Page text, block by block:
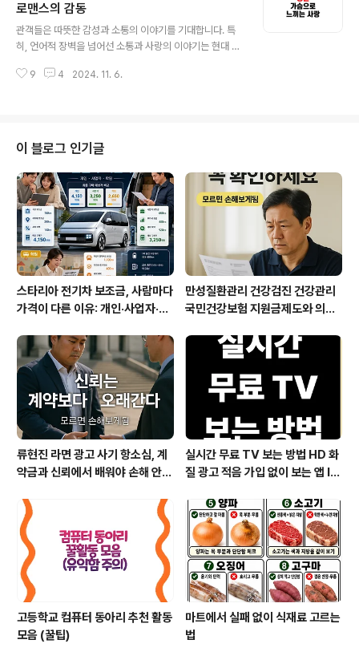
자 했습니다. 그러나 명성황후를 중심으로 한 친러 정책이
이를 방해하자, 일본은 극단적인 선택을 하게 됩니다.청일
전쟁 승리로 일본의 영향력 확대삼국간섭으로 인한 일본의
위기의식조선의 친러 정책 강화2. 을미사변의 전개 과정1
895년 10월 8일 새벽, 일본 공사 미우라 고로의 지휘 아
로맨스의 감동
관객들은 따뜻한 감성과 소통의 이야기를 기대합니다. 특
히, 언어적 장벽을 넘어선 소통과 사랑의 이야기는 현대 사
이러한 요구에 부응하며, 청각장애를 가진 인물들과 그들
을 선사할 수 있을까?" data-ke-type="html">HTML
삽입미리보기할 수 없는 소스 1. 영화 '청설'의 개요와 배경
영화 **'청설'**은 2009년 대만에서 개봉된 동명의 영화
를 한국적으로 재해석한 작품입니다. 2024년 한국 리메이
크는 원작의 핵심 메시지인 소통과 사랑을 유지하면서도,
한국적 정서에 맞..
9 4 2024. 11. 6.
이 블로그 인기글
스타리아 전기차 보조금, 사람마다
가격이 다른 이유: 개인·사업자·학
만성질환관리 건강검진 건강관리
국민건강보험 지원금제도와 의료
류현진 라면 광고 사기 항소심, 계
약금과 신뢰에서 배워야 손해 안
실시간 무료 TV 보는 방법 HD 화
질 광고 적음 가입 없이 보는 앱 IP
넷 요금제 꿀팁까지
고등학교 컴퓨터 동아리 추천 활동
모음 (꿀팁)
마트에서 실패 없이 식재료 고르는
법